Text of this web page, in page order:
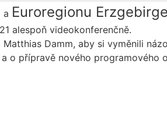
a Euroregionu
alespoň videokonferenčně.
Damm, aby si vyměnili
přípravě nového